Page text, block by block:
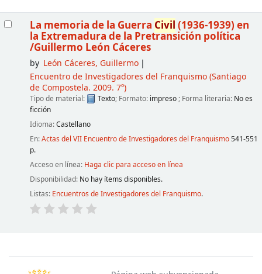
La memoria de la Guerra Civil (1936-1939) en
la Extremadura de la Pretransición política
/Guillermo León Cáceres
by León Cáceres, Guillermo
Encuentro de Investigadores del Franquismo(Santiago
de Compostela. 2009. 7º)
Tipo de material: Texto; Formato: impreso ; Forma literaria: No es
ficción
Idioma:Castellano
En:Actas del VII Encuentro de Investigadores del Franquismo541-551
p.
Acceso en línea: Haga clic para acceso en línea
Disponibilidad: No hay ítems disponibles.
Listas: Encuentros de Investigadores del Franquismo.